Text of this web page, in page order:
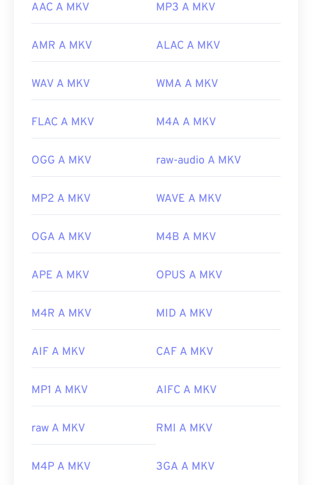
AAC A MKV MP3 A MKV
AMR A MKV ALAC A MKV
WAV A MKV WMA A MKV
FLAC A MKV M4A A MKV
OGG A MKV raw-audio A MKV
MP2 A MKV WAVE A MKV
OGA A MKV M4B A MKV
APE A MKV OPUS A MKV
M4R A MKV MID A MKV
AIF A MKV CAF A MKV
MP1 A MKV AIFC A MKV
raw A MKV RMI A MKV
M4P A MKV 3GA A MKV